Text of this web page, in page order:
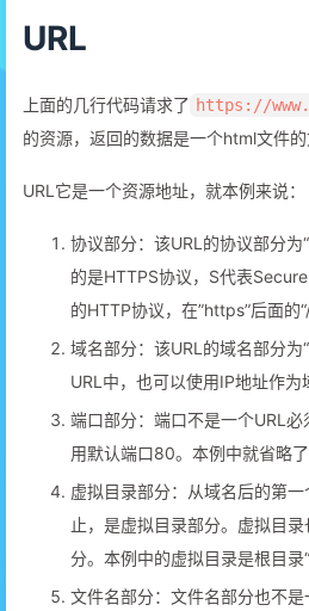
URL
上面的几行代码请求了 https://
的资源，返回的数据是一个html文件的
URL它是一个资源地址，就本例来说：
协议部分：该URL的协议部分
的是HTTPS协议，S代表
的HTTP协议，在”https”后面的
域名部分：该URL的域名部分为“
URL中，也可以使用IP地址作为
端口部分：端口不是一个URL
用默认端口80。本例中就省略了
虚拟目录部分：从域名后的第一
止，是虚拟目录部分。虚拟目
分。本例中的虚拟目录是根目录
文件名部分：文件名部分也不